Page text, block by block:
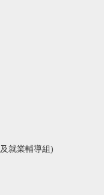
就業輔導組)